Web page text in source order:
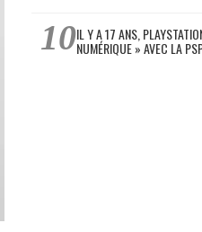
IL Y A 17 ANS,
NUMÉRIQUE » AVEC LA